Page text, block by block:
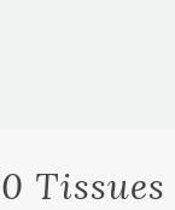
Tissues